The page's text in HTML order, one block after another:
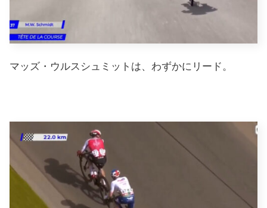
マッズ・ウルスシュミットは、わずかにリード。